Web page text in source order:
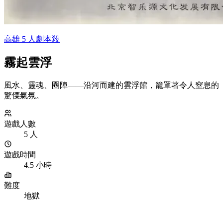
高雄 5 人劇本殺
霧起雲浮
風水、靈魂、圈陣——沿河而建的雲浮館，籠罩著令人窒息的
驚慄氣氛。
遊戲人數
5 人
遊戲時間
4.5 小時
難度
地獄